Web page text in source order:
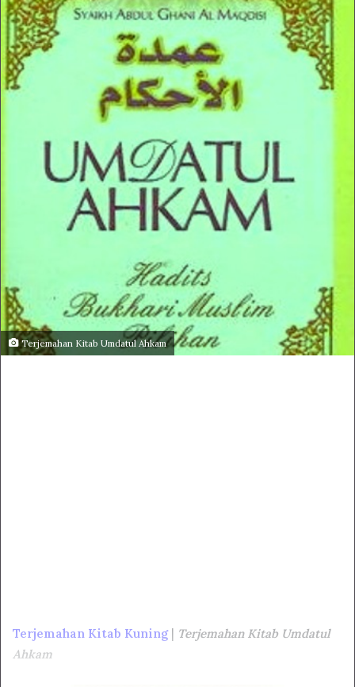
Terjemahan Kitab Umdatul Ahkam
Terjemahan Kitab Kuning|
Terjemahan Kitab Umdatul
Ahkam